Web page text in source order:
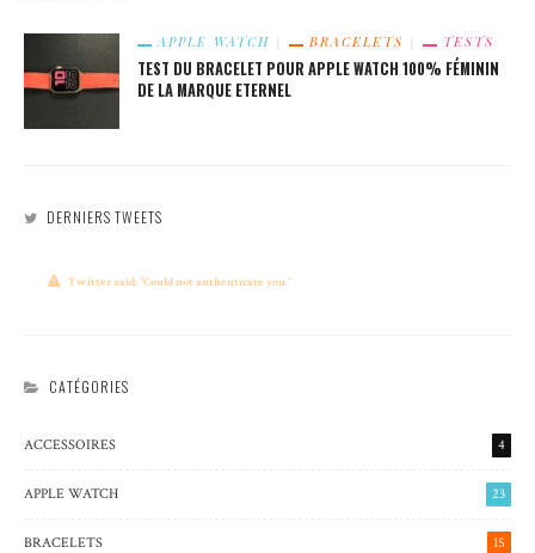
APPLE WATCH BRACELETS TESTS
TEST DU BRACELET POUR APPLE WATCH 100% FÉMININ
DE LA MARQUE ETERNEL
DERNIERS TWEETS
Twitter said: "Could not authenticate you."
CATÉGORIES
ACCESSOIRES 4
APPLE WATCH 23
BRACELETS 15